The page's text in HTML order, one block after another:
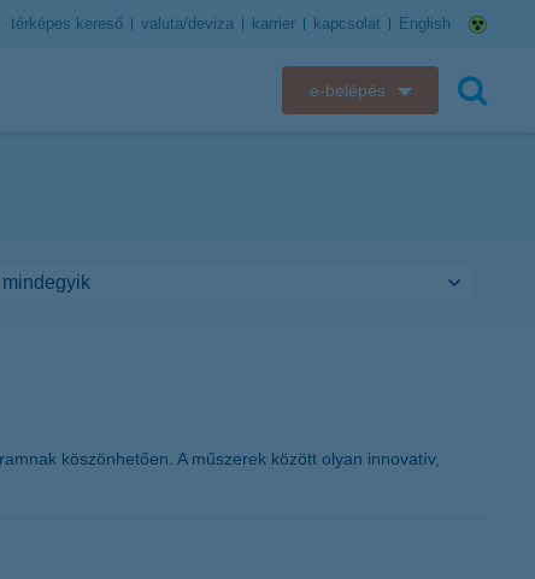
térképes kereső valuta/deviza karrier kapcsolat English
e-belépés
köszönhetően. A műszerek között olyan innovatív,